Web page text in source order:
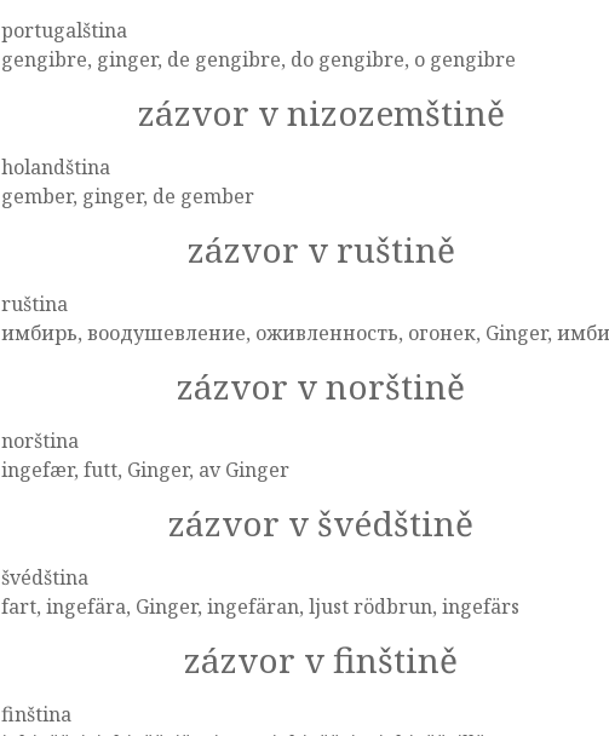
portugalština
gengibre, ginger, de gengibre, do gengibre, o gengibre
zázvor v nizozemštině
holandština
gember, ginger, de gember
zázvor v ruštině
ruština
имбирь, воодушевление, оживленность, огонек, Ginger,
zázvor v norštině
norština
ingefær, futt, Ginger, av Ginger
zázvor v švédštině
švédština
fart, ingefära, Ginger, ingefäran, ljust rödbrun, ingefärs
zázvor v finštině
finština